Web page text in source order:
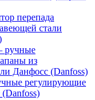
перепада
стали
ручные
из
Данфосс (Danfoss)
регулирующие